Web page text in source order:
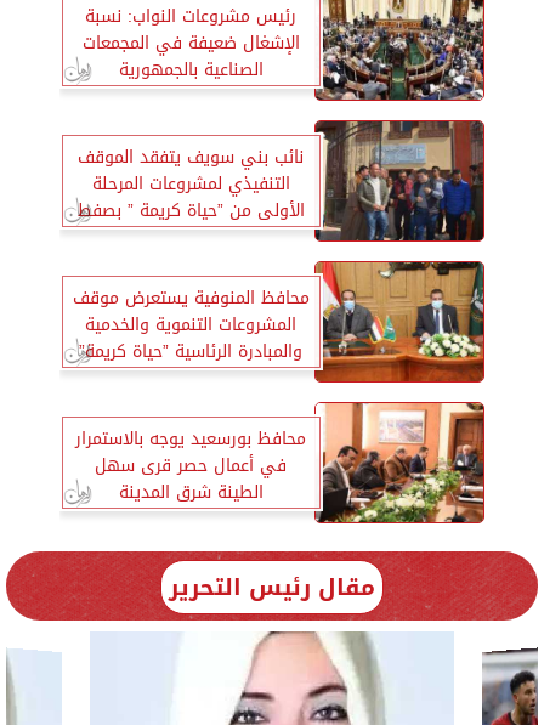
رئيس مشروعات النواب: نسبة
الإشغال ضعيفة في المجمعات
الصناعية بالجمهورية
نائب بني سويف يتفقد الموقف
التنفيذي لمشروعات المرحلة
الأولى من ”حياة كريمة ” بصفط
راشين
محافظ المنوفية يستعرض موقف
المشروعات التنموية والخدمية
والمبادرة الرئاسية ”حياة كريمة”
محافظ بورسعيد يوجه بالاستمرار
في أعمال حصر قرى سهل
الطينة شرق المدينة
مقال رئيس التحرير